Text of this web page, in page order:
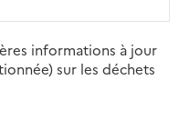
informations à jour
sur les déchets